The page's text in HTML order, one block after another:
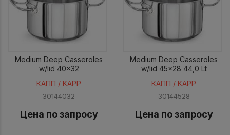
Medium Deep Casseroles
w/lid 40x32
КАПП / KAPP
30144032
Цена по запросу
Medium Deep Casseroles
w/lid 45x28 44,0 Lt
КАПП / KAPP
30144528
Цена по запросу